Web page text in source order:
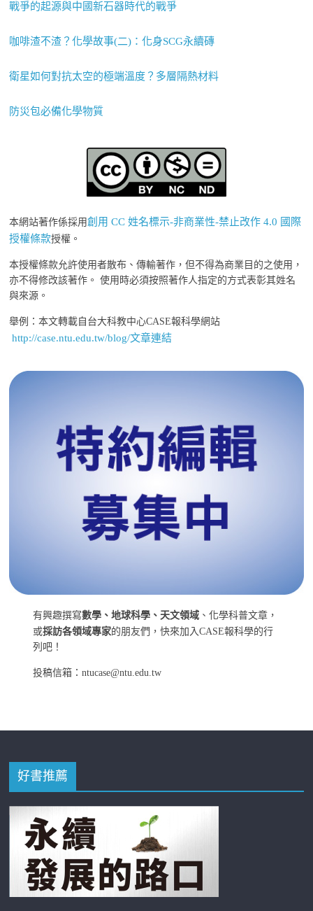
戰爭的起源與中國新石器時代的戰爭
咖啡渣不渣？化學故事(二)：化身SCG永續磚
衛星如何對抗太空的極端溫度？多層隔熱材料
防災包必備化學物質
本網站著作係採用創用 CC 姓名標示-非商業性-禁止改作 4.0 國際
授權條款授權。
本授權條款允許使用者散布、傳輸著作，但不得為商業目的之使用，
亦不得修改該著作。 使用時必須按照著作人指定的方式表彰其姓名
與來源。
舉例：本文轉載自台大科教中心CASE報科學網站
http://case.ntu.edu.tw/blog/文章連結
有興趣撰寫數學、地球科學、天文領域 、化學科普文章，
或採訪各領域專家的朋友們，快來加入CASE報科學的行
列吧！
投稿信箱：ntucase@ntu.edu.tw
好書推薦